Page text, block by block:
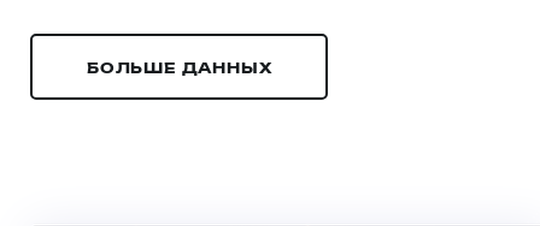
БОЛЬШЕ ДАННЫХ